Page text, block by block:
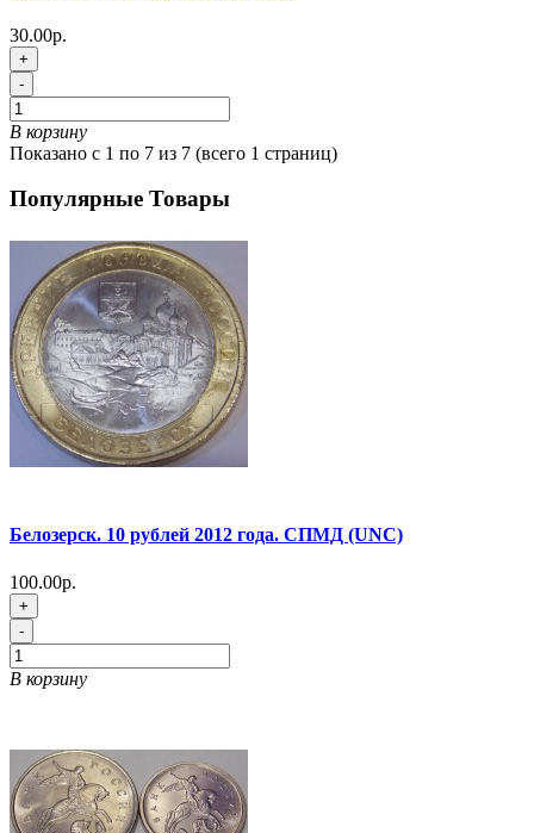
30.00р.
+
-
В корзину
Показано с 1 по 7 из 7 (всего 1 страниц)
Популярные Товары
Белозерск. 10 рублей 2012 года. СПМД (UNC)
100.00р.
+
-
В корзину